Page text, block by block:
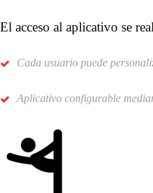
El acceso al aplicativo se
Cada usuario puede
Aplicativo configurable